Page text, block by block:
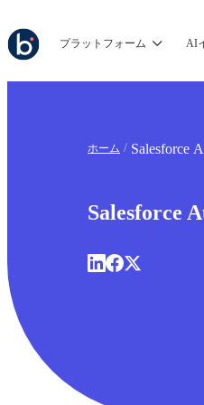
プラットフォーム AI
ホーム Salesforce
Salesforce